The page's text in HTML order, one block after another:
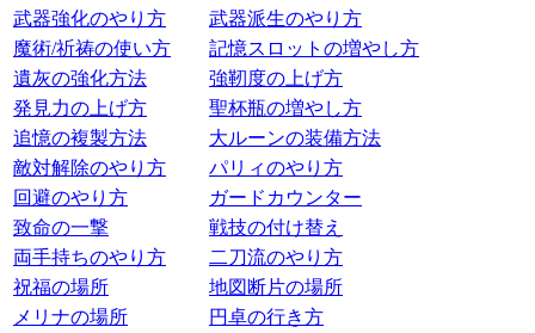
武器強化のやり方
武器派生のやり方
魔術/祈祷の使い方
記憶スロットの増やし方
遺灰の強化方法
強靭度の上げ方
発見力の上げ方
聖杯瓶の増やし方
追憶の複製方法
大ルーンの装備方法
敵対解除のやり方
パリィのやり方
回避のやり方
ガードカウンター
致命の一撃
戦技の付け替え
両手持ちのやり方
二刀流のやり方
祝福の場所
地図断片の場所
メリナの場所
円卓の行き方